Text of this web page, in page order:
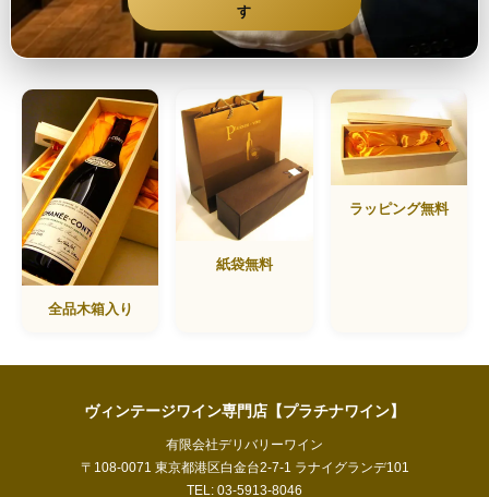
す
全品木箱入り
紙袋無料
ラッピング無料
ヴィンテージワイン専門店【プラチナワイン】
有限会社デリバリーワイン
〒108-0071 東京都港区白金台2-7-1 ラナイグランデ101
TEL: 03-5913-8046